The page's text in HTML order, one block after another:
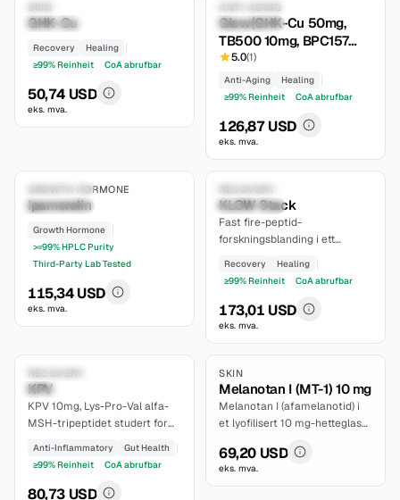
Research Only
moderate
GHK-Cu
Recovery
Healing
≥99% Reinheit
CoA abrufbar
50,74 USD
eks. mva.
Research Only
moderate
ANTI-AGING
Glow(GHK-Cu 50mg,
TB500 10mg, BPC157
10mg)
5.0(1)
Anti-Aging
Healing
≥99% Reinheit
CoA abrufbar
126,87 USD
eks. mva.
Research Only
moderate
GROWTH HORMONE
Ipamorelin
Growth Hormone
>=99% HPLC Purity
Third-Party Lab Tested
115,34 USD
eks. mva.
Research Only
established
KLOW Stack
Fast fire-peptid-
forskningsblanding i ett
lyofilisert hetteglass: GHK-Cu
25mg + TB-500 10mg + BPC-
hetteglass (55 mg totalt).
KLOW er GLOW pluss det
betennelsesdempende
tripeptidet KPV. Kun til
forskningsbruk.
Recovery
Healing
≥99% Reinheit
CoA abrufbar
173,01 USD
eks. mva.
Research Only
moderate
KPV
KPV 10mg, Lys-Pro-Val alfa-
MSH-tripeptidet studert for
modulering, levert lyofilisert
analysesertifikatet er
Anti-Inflammatory
Gut Health
≥99% Reinheit
CoA abrufbar
80,73 USD
SKIN
Melanotan I (MT-1) 10 mg
Melanotan I (afamelanotid) i
et lyofilisert 10 mg-hetteglass
laboratorieforskning med
kilder om MC1R og
69,20 USD
eks. mva.